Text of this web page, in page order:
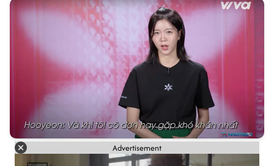
Advertisement